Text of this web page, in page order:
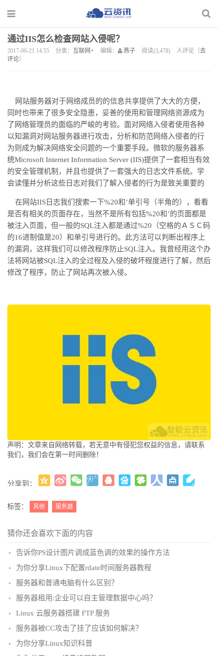
通过IIS怎么检查网站入侵呢？
2017-06-21 14:55 分类： 互联网+ 编辑： 燕子 阅读(3,478) 人评论（去
评论）
网站服务器对于网络成员的的信息共享提供了大大的方便，
同时也带来了很多安全隐患，妥善的使用和管理网络资源成为
了网络管理员的面临的严峻的考验。面对网络入侵者使用各种
以知漏洞对网站服务器进行攻击，分析和防范网络入侵者的行
为则成为解决网络安全问题的一个重要手段。微软的服务器系
统Microsoft Internet Information Server (IIS)提供了一套相当有效
的安全管理机制，并且也提供了一套强大的日志文件系统。学
会读懂并分析这些日志对我们了解入侵者的行为是致关重要的
在网站IIS日志我们搜索一下%20和’单引号（半角的），看看
是否有相关的页面存在，当然不是所有包括%20和’的页面都是
被注入页面，但一般的SQL注入都是通过%20 （空格的ＡＳＣ码
的16进制值是20）和单引号进行的。此方法可以判断出程序上
的漏洞，这样我们可以修改程序防止SQL注入。我曾经用这个办
法将网站被SQL注入的全过程及入侵的破坏程度进行了解，然后
修改了程序，防止了网站再次被入侵。
声明：文章来自网络转载，若无意中有侵犯您权益的信息，请联系
我们，我们会在第一时间删除！
分享到：
标签： 其他 服务器
猜你还会喜欢下面的内容
告诉你PS设计图片调成蓝色调的效果的操作方法
为你分享Linux下配置rdate时间服务器教程
服务器和普通电脑有什么区别？
服务器租用:企业可以自主管理数据中心吗？
Linux 云服务器搭建 FTP 服务
服务器被CC攻击了挂了应该如何解决？
为你分享Linux知识科普